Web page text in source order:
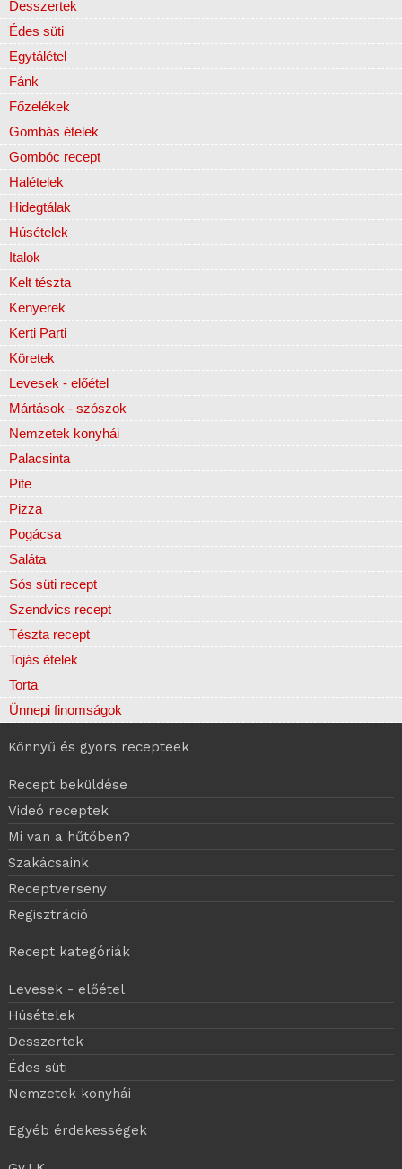
Desszertek
Édes süti
Egytálétel
Fánk
Főzelékek
Gombás ételek
Gombóc recept
Halételek
Hidegtálak
Húsételek
Italok
Kelt tészta
Kenyerek
Kerti Parti
Köretek
Levesek - előétel
Mártások - szószok
Nemzetek konyhái
Palacsinta
Pite
Pizza
Pogácsa
Saláta
Sós süti recept
Szendvics recept
Tészta recept
Tojás ételek
Torta
Ünnepi finomságok
Könnyű és gyors recepteek
Recept beküldése
Videó receptek
Mi van a hűtőben?
Szakácsaink
Receptverseny
Regisztráció
Recept kategóriák
Levesek - előétel
Húsételek
Desszertek
Édes süti
Nemzetek konyhái
Egyéb érdekességek